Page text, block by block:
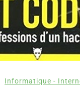
Informatique -